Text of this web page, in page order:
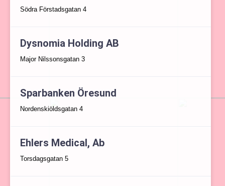
Södra Förstadsgatan 4
Dysnomia Holding AB
Major Nilssonsgatan 3
Sparbanken Öresund
Nordenskiöldsgatan 4
Ehlers Medical, Ab
Torsdagsgatan 5